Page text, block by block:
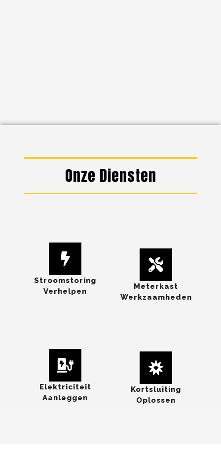
Onze Diensten
Stroomstoring
Verhelpen
Meterkast
Werkzaamheden
Elektriciteit
Aanleggen
Kortsluiting
Oplossen